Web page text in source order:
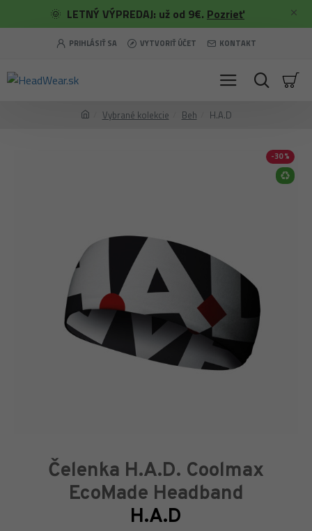
🌞 LETNÝ VÝPREDAJ: už od 9€. Pozrieť
PRIHLÁSIŤ SA VYTVORIŤ ÚČET KONTAKT
Vybrané kolekcie Beh H.A.D
-30 %
Čelenka H.A.D. Coolmax
EcoMade Headband
H.A.D